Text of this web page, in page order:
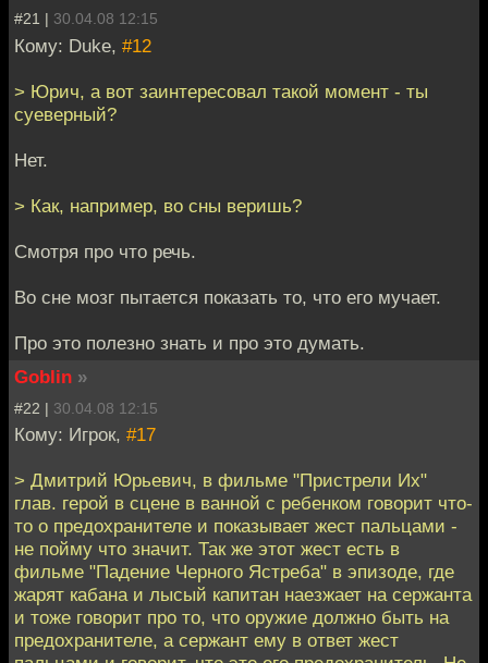
#21 | 30.04.08 12:15
Кому: Duke, #12
> Юрич, а вот заинтересовал такой момент - ты
суеверный?
Нет.
> Как, например, во сны веришь?
Смотря про что речь.
Во сне мозг пытается показать то, что его мучает.
Про это полезно знать и про это думать.
Goblin »
#22 | 30.04.08 12:15
Кому: Игрок, #17
> Дмитрий Юрьевич, в фильме "Пристрели Их"
глав. герой в сцене в ванной с ребенком говорит что-
то о предохранителе и показывает жест пальцами -
не пойму что значит. Так же этот жест есть в
фильме "Падение Черного Ястреба" в эпизоде, где
жарят кабана и лысый капитан наезжает на сержанта
и тоже говорит про то, что оружие должно быть на
предохранителе, а сержант ему в ответ жест